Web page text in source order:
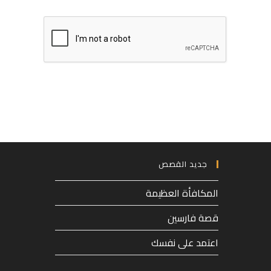
username
address
to
جديد القصص
المكافأة العظيمة
قصة فارسين
اعتمد على نفسك